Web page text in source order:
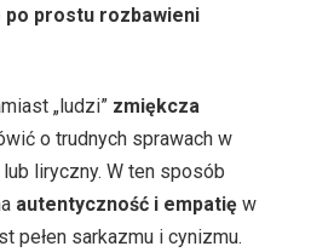
po prostu rozbawieni
„ludzi” zmiękcza
o trudnych sprawach w
liryczny. W ten sposób
autentyczność i empatię w
pełen sarkazmu i cynizmu.